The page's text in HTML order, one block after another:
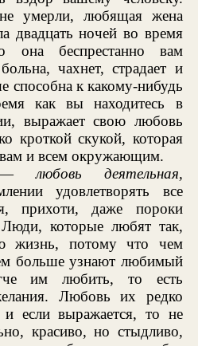
умерли, любящая жена
двадцать ночей во время
она беспрестанно вам
чахнет, страдает и
способна к какому-нибудь
как вы находитесь в
выражает свою любовь
кроткой скукой, которая
и всем окружающим.
—любовь деятельная,
удовлетворять все
прихоти, даже пороки
которые любят так,
жизнь, потому что чем
больше узнают любимый
им любить, то есть
Любовь их редко
и если выражается, то не
красиво, но стыдливо,